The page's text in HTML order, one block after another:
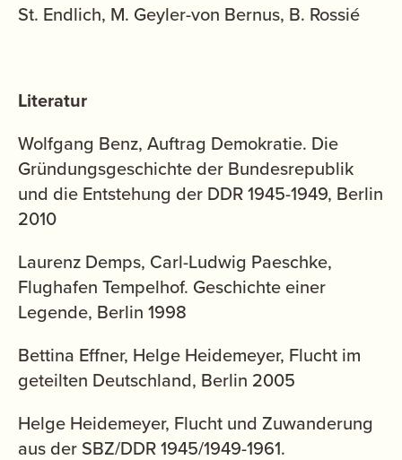
St. Endlich, M. Geyler-von Bernus, B. Rossié
Literatur
Wolfgang Benz, Auftrag Demokratie. Die
Gründungsgeschichte der Bundesrepublik
und die Entstehung der DDR 1945-1949, Berlin
2010
Laurenz Demps, Carl-Ludwig Paeschke,
Flughafen Tempelhof. Geschichte einer
Legende, Berlin 1998
Bettina Effner, Helge Heidemeyer, Flucht im
geteilten Deutschland, Berlin 2005
Helge Heidemeyer, Flucht und Zuwanderung
aus der SBZ/DDR 1945/1949-1961.